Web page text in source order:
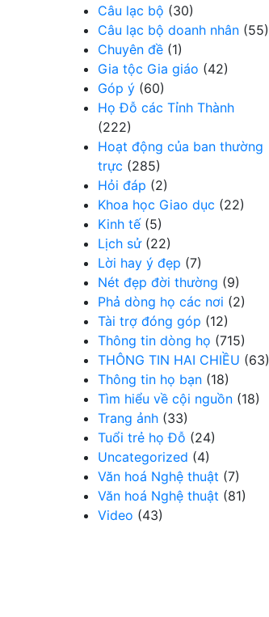
Câu lạc bộ (30)
Câu lạc bộ doanh nhân (55)
Chuyên đề (1)
Gia tộc Gia giáo (42)
Góp ý (60)
Họ Đỗ các Tỉnh Thành
(222)
Hoạt động của ban thường
trực (285)
Hỏi đáp (2)
Khoa học Giao dục (22)
Kinh tế(5)
Lịch sử(22)
Lời hay ý đẹp (7)
Nét đẹp đời thường (9)
Phả dòng họ các nơi (2)
Tài trợ đóng góp (12)
Thông tin dòng họ (715)
THÔNG TIN HAI CHIỀU (63)
Thông tin họ bạn (18)
Tìm hiểu về cội nguồn (18)
Trang ảnh (33)
Tuổi trẻ họ Đỗ (24)
Uncategorized (4)
Văn hoá Nghệ thuật (7)
Văn hoá Nghệ thuật (81)
Video (43)